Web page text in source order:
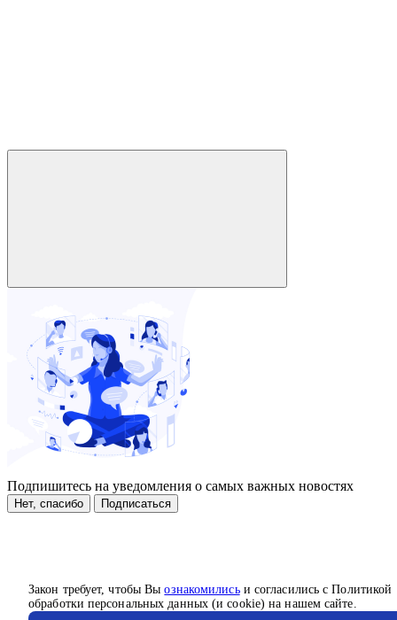
Закон требует, чтобы Выознакомилисьи согласились с Политикой
обработки персональных данных (и cookie) на нашем сайте.
Подпишитесь на уведомления о самых важных новостях
Нет, спасибо Подписаться